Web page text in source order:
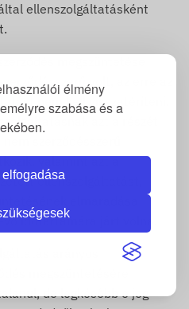
élmény
szabása és a
ellenszolgáltatásként
megszüntetése
volt, az erre az
nem kell visszatéríteni.
azt a részét
valamint azt a
ellenszolgáltatást,
elmaradása
időtartamára járt volna.
arányos
de legkésőbb e jog